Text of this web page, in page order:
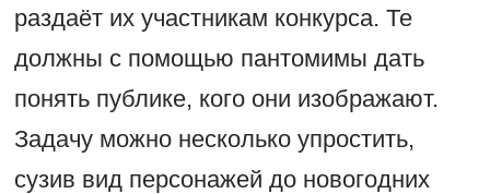
раздаёт их участникам конкурса. Те
должны с помощью пантомимы дать
понять публике, кого они изображают.
Задачу можно несколько упростить,
сузив вид персонажей до новогодних